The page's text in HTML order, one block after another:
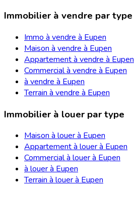
Immobilier à vendre par type
Immo à vendre à Eupen
Maison à vendre à Eupen
Appartement à vendre à Eupen
Commercial à vendre à Eupen
à vendre à Eupen
Terrain à vendre à Eupen
Immobilier à louer par type
Maison à louer à Eupen
Appartement à louer à Eupen
Commercial à louer à Eupen
à louer à Eupen
Terrain à louer à Eupen